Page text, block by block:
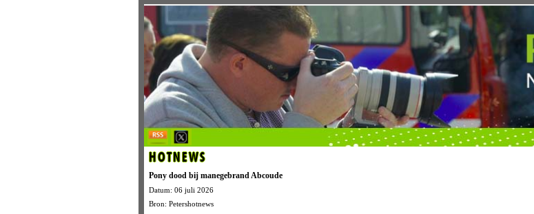
HOTNEWS
Pony dood bij manegebrand Abcoude
Datum: 06 juli 2026
Bron: Petershotnews